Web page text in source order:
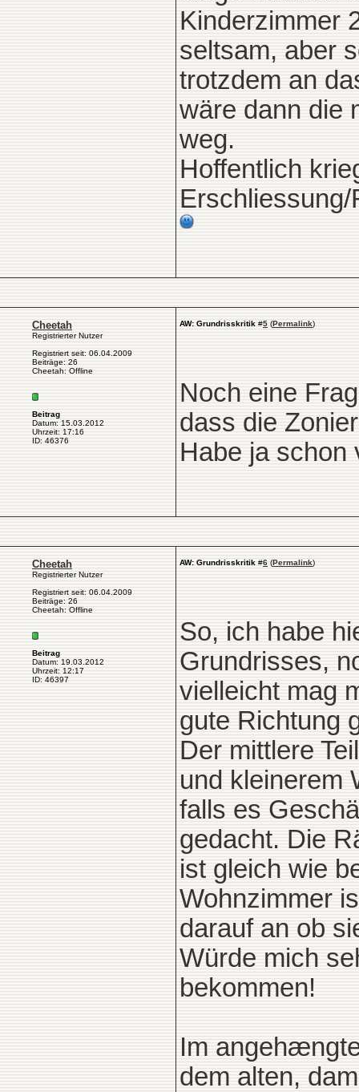
Kinderzimmer
seltsam, aber
trotzdem an
wäre dann die
weg.
Hoffentlich
Cheetah
Registrierter Nutzer
Registriert seit: 06.04.2009
Beiträge: 26
Cheetah: Offline
Beitrag
Datum: 15.03.2012
Uhrzeit: 17:16
ID: 46376
AW: Grundrisskritik #5 (Permalink)
Noch eine
dass die
Habe ja schon
Cheetah
Registrierter Nutzer
Registriert seit: 06.04.2009
Beiträge: 26
Cheetah: Offline
Beitrag
Datum: 19.03.2012
Uhrzeit: 12:17
ID: 46397
AW: Grundrisskritik #6 (Permalink)
So, ich habe
Grundrisses,
vielleicht mag
gute Richtung
Der mittlere
und kleinerem
falls es
gedacht. Die
ist gleich wie
Wohnzimmer
darauf an ob
Würde mich
bekommen!
Im
dem alten,